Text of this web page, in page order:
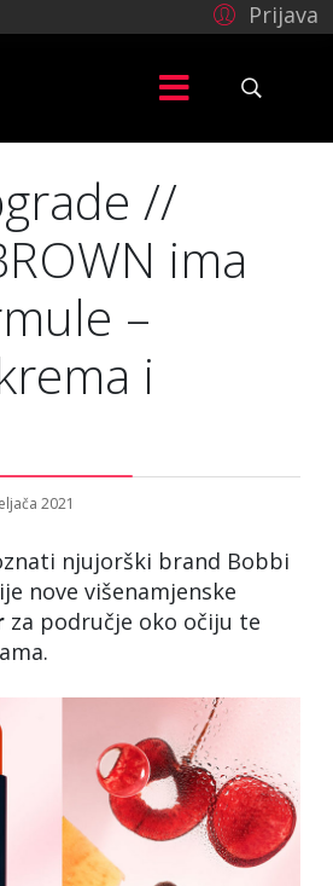
Prijava
//
ima
–
i
2021
njujorški brand Bobbi
nove višenamjenske
za područje oko očiju te